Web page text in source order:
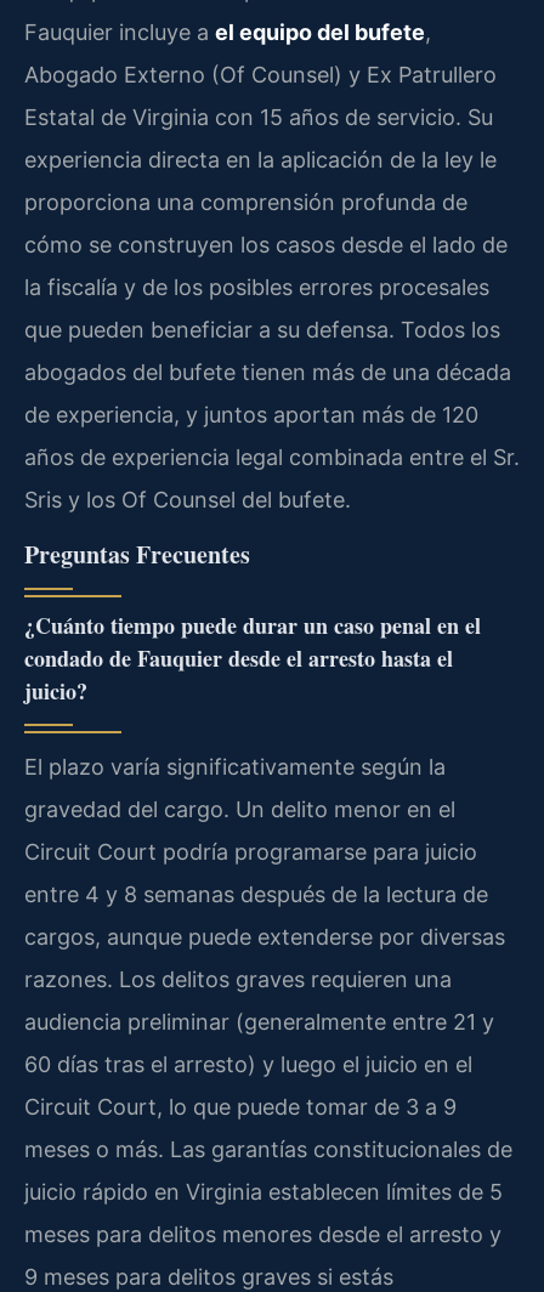
Fauquier incluye a el equipo del bufete,
Abogado Externo (Of Counsel) y Ex Patrullero
Estatal de Virginia con 15 años de servicio. Su
experiencia directa en la aplicación de la ley le
proporciona una comprensión profunda de
cómo se construyen los casos desde el lado de
la fiscalía y de los posibles errores procesales
que pueden beneficiar a su defensa. Todos los
abogados del bufete tienen más de una década
de experiencia, y juntos aportan más de 120
años de experiencia legal combinada entre el Sr.
Sris y los Of Counsel del bufete.
Preguntas Frecuentes
¿Cuánto tiempo puede durar un caso penal en el
condado de Fauquier desde el arresto hasta el
juicio?
El plazo varía significativamente según la
gravedad del cargo. Un delito menor en el
Circuit Court podría programarse para juicio
entre 4 y 8 semanas después de la lectura de
cargos, aunque puede extenderse por diversas
razones. Los delitos graves requieren una
audiencia preliminar (generalmente entre 21 y
60 días tras el arresto) y luego el juicio en el
Circuit Court, lo que puede tomar de 3 a 9
meses o más. Las garantías constitucionales de
juicio rápido en Virginia establecen límites de 5
meses para delitos menores desde el arresto y
9 meses para delitos graves si estás